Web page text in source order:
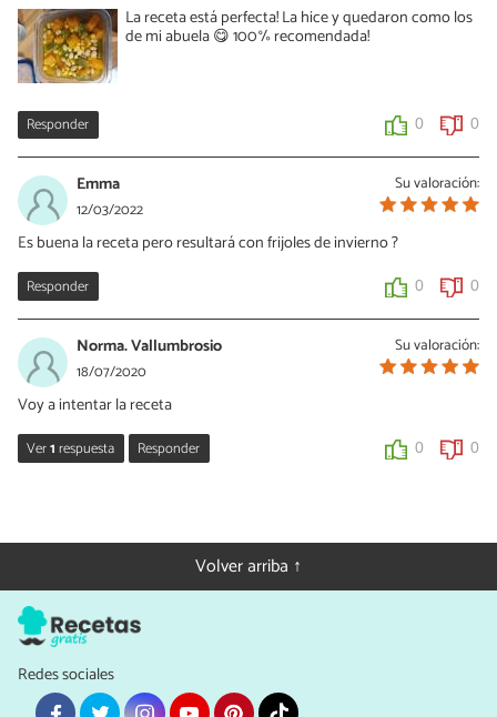
La receta está perfecta! La hice y quedaron como los
de mi abuela 😋 100% recomendada!
Responder 0 0
Su valoración:
Emma
12/03/2022
Es buena la receta pero resultará con frijoles de invierno ?
Responder 0 0
Su valoración:
Norma. Vallumbrosio
18/07/2020
Voy a intentar la receta
Ver1respuesta Responder 0 0
Gracias por tu comentario Norma, esperamos que te quede muy
Volver arriba ↑
Redes sociales